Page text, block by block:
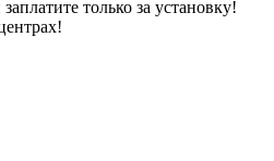
только за установку!